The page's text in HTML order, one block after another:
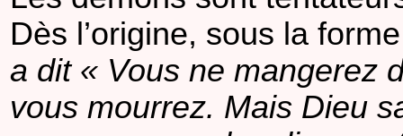
Dès l’origine, sous la
a dit « Vous ne mangerez
vous mourrez. Mais Dieu